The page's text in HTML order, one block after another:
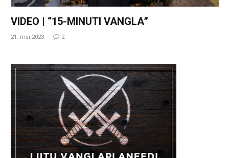
VIDEO | “15-MINUTI VANGLA”
21. mai 2023 2